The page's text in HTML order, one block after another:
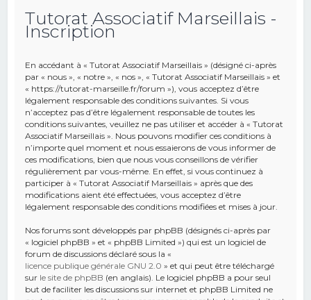
Tutorat Associatif Marseillais -
Inscription
En accédant à « Tutorat Associatif Marseillais » (désigné ci-après
par « nous », « notre », « nos », « Tutorat Associatif Marseillais » et
« https://tutorat-marseille.fr/forum »), vous acceptez d’être
légalement responsable des conditions suivantes. Si vous
n’acceptez pas d’être légalement responsable de toutes les
conditions suivantes, veuillez ne pas utiliser et accéder à « Tutorat
Associatif Marseillais ». Nous pouvons modifier ces conditions à
n’importe quel moment et nous essaierons de vous informer de
ces modifications, bien que nous vous conseillons de vérifier
régulièrement par vous-même. En effet, si vous continuez à
participer à « Tutorat Associatif Marseillais » après que des
modifications aient été effectuées, vous acceptez d’être
légalement responsable des conditions modifiées et mises à jour.
Nos forums sont développés par phpBB (désignés ci-après par
« logiciel phpBB » et « phpBB Limited ») qui est un logiciel de
forum de discussions déclaré sous la «
licence publique générale GNU 2.0 » et qui peut être téléchargé
sur le site de phpBB (en anglais). Le logiciel phpBB a pour seul
but de faciliter les discussions sur internet et phpBB Limited ne